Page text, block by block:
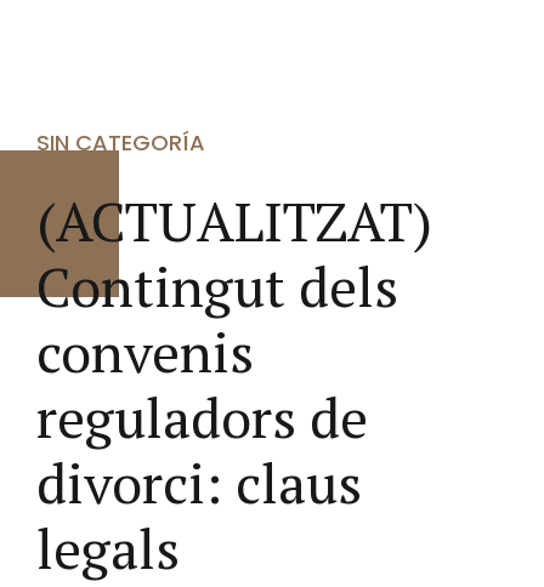
SIN CATEGORÍA
(ACTUALITZAT)
Contingut dels
convenis
reguladors de
divorci: claus
legals